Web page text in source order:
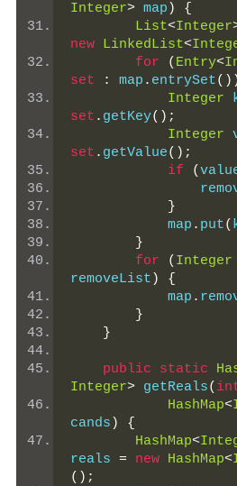
Integer> map )
{
List<Integer
new LinkedList<
for
( Entry<
set
: map . entrySet
Integer
set . getKey();
Integer
set . getValue();
if
(
}
            map
. put(
}
for
( Integer
removeList )
{
            map
.
}
}
public static
Integer> getReals(
HashMap<
cands )
{
HashMap<
reals = new HashMap<
();